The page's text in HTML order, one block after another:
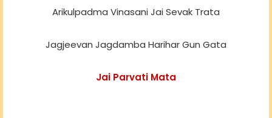
Arikulpadma Vinasani Jai Sevak Trata
Jagjeevan Jagdamba Harihar Gun Gata
Jai Parvati Mata